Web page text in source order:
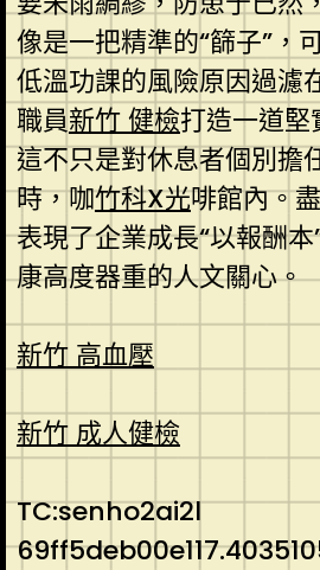
像是一把精準的“篩子”，
低溫功課的風險原因過濾
職員新竹 健檢打造一道堅
這不只是對休息者個別擔
時，咖竹科X光啡館內。
表現了企業成長“以報酬
康高度器重的人文關心。
新竹 高血壓
新竹 成人健檢
TC:senho2ai2l